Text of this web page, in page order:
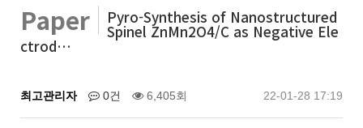
Paper Pyro-Synthesis of Nanostructured
Spinel ZnMn2O4/C as Negative Ele
ctrod…
최고관리자 0건 6,405회 22-01-28 17:19